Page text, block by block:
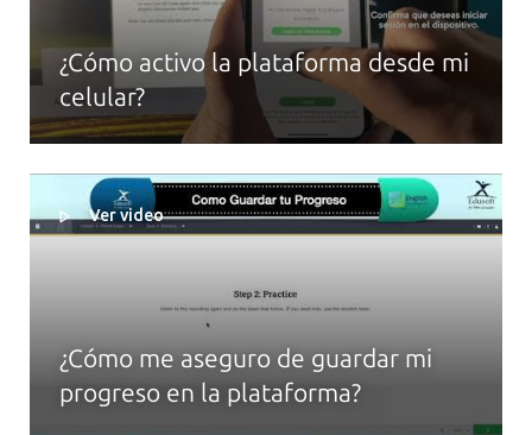
¿Cómo activo la plataforma desde mi
celular?
Ver video
¿Cómo me aseguro de guardar mi
progreso en la plataforma?